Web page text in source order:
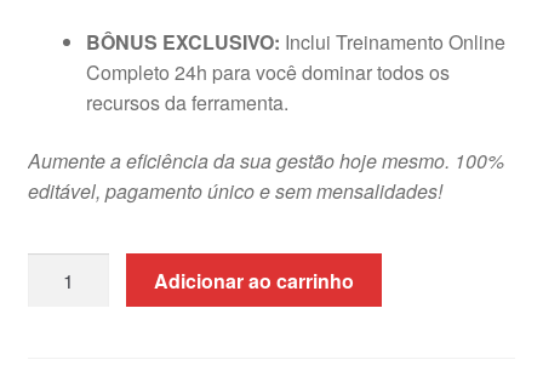
BÔNUS EXCLUSIVO: Inclui Treinamento Online
Completo 24h para você dominar todos os
recursos da ferramenta.
Aumente a eficiência da sua gestão hoje mesmo. 100%
editável, pagamento único e sem mensalidades!
Adicionar ao carrinho